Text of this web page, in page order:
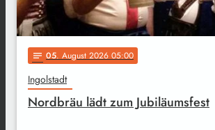
notes 05. August 2026 05:00
Ingolstadt
Nordbräu lädt zum Jubiläumsfest